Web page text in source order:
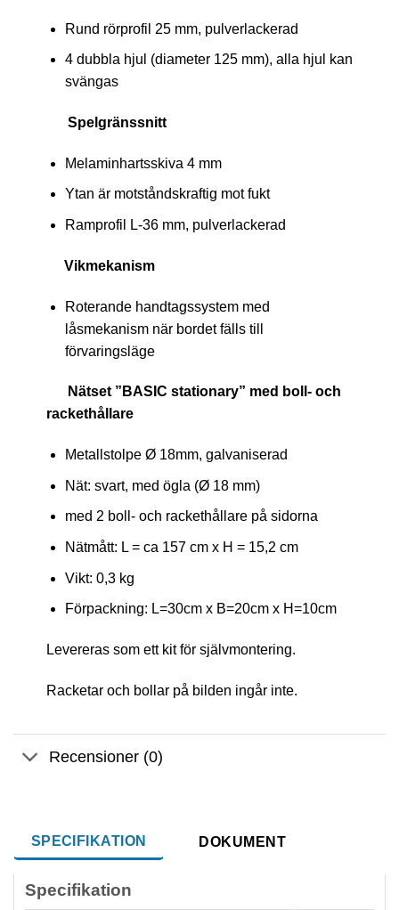
Rund rörprofil 25 mm, pulverlackerad
4 dubbla hjul (diameter 125 mm), alla hjul kan
svängas
Spelgränssnitt
Melaminhartsskiva 4 mm
Ytan är motståndskraftig mot fukt
Ramprofil L-36 mm, pulverlackerad
Vikmekanism
Roterande handtagssystem med
låsmekanism när bordet fälls till
förvaringsläge
Nätset ”BASIC stationary” med boll- och
rackethållare
Metallstolpe Ø 18mm, galvaniserad
Nät: svart, med ögla (Ø 18 mm)
med 2 boll- och rackethållare på sidorna
Nätmått: L = ca 157 cm x H = 15,2 cm
Vikt: 0,3 kg
Förpackning: L=30cm x B=20cm x H=10cm
Levereras som ett kit för självmontering.
Racketar och bollar på bilden ingår inte.
Recensioner (0)
SPECIFIKATION DOKUMENT
Specifikation